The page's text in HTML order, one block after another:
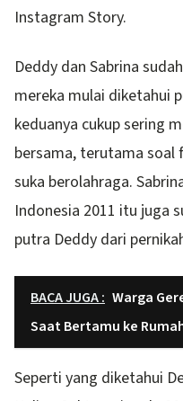
Instagram Story.
Deddy dan Sabrina
mereka mulai diketahui
keduanya cukup sering
bersama, terutama soal
suka berolahraga.
Indonesia 2011 itu juga
putra Deddy dari
BACA JUGA : Warga
Saat Bertamu ke
Seperti yang diketahui